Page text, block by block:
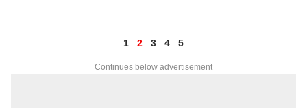
1 2 3 4 5
Continues below advertisement